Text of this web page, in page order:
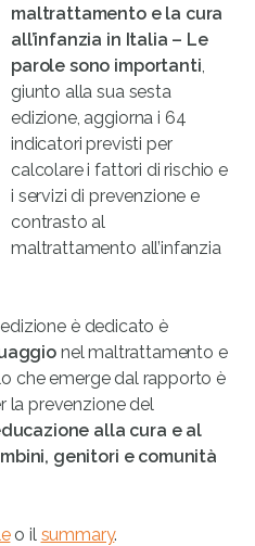
maltrattamentoe la cura
all’infanzia in Italia – Le
parole sono importanti
giunto alla sua sesta
edizione, aggiorna i 64
indicatori previsti per
calcolare i fattori di rischio e
i servizi di prevenzione e
contrasto al
maltrattamento all’infanzia
è dedicato è
nel maltrattamento e
che emerge dal rapporto è
la prevenzione del
alla cura e al
genitori e comunità
o il summary.